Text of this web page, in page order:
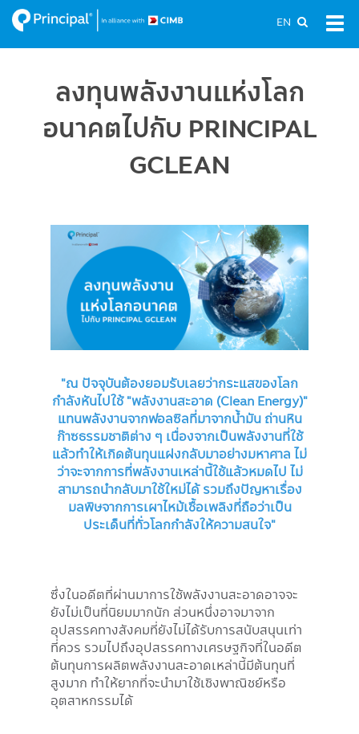
Skip
to
main
EN
ลงทุนพลังงานแห่งโลก
อนาคตไปกับ PRINCIPAL
GCLEAN
"ณ ปัจจุบันต้องยอมรับเลยว่ากระแสของโลก
กำลังหันไปใช้ "พลังงานสะอาด (Clean Energy)"
แทนพลังงานจากฟอลซิลที่มาจากน้ำมัน ถ่านหิน
ก๊าซธรรมชาติต่าง ๆ เนื่องจากเป็นพลังงานที่ใช้
แล้วทำให้เกิดต้นทุนแฝงกลับมาอย่างมหาศาล ไม่
ว่าจะจากการที่พลังงานเหล่านี้ใช้แล้วหมดไป ไม่
สามารถนำกลับมาใช้ใหม่ได้ รวมถึงปัญหาเรื่อง
มลพิษจากการเผาไหม้เชื้อเพลิงที่ถือว่าเป็น
ประเด็นที่ทั่วโลกกำลังให้ความสนใจ"
ซึ่งในอดีตที่ผ่านมาการใช้พลังงานสะอาดอาจจะ
ยังไม่เป็นที่นิยมมากนัก ส่วนหนึ่งอาจมาจาก
อุปสรรคทางสังคมที่ยังไม่ได้รับการสนับสนุนเท่า
ที่ควร รวมไปถึงอุปสรรคทางเศรษฐกิจที่ในอดีต
ต้นทุนการผลิตพลังงานสะอาดเหล่านี้มีต้นทุนที่
สูงมาก ทำให้ยากที่จะนำมาใช้เชิงพาณิชย์หรือ
อุตสาหกรรมได้